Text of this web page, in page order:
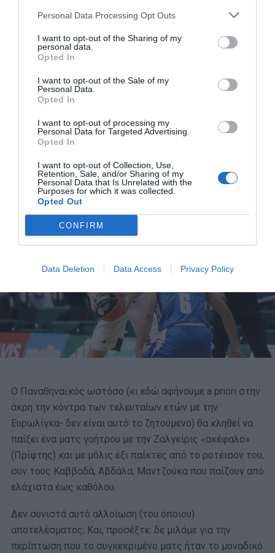
Personal Data Processing Opt Outs
I want to opt-out of the Sharing of my
personal data.
Opted In
I want to opt-out of the Sale of my
Personal Data.
Opted In
I want to opt-out of processing my
Personal Data for Targeted Advertising.
Opted In
I want to opt-out of Collection, Use,
Retention, Sale, and/or Sharing of my
Personal Data that Is Unrelated with the
Purposes for which it was collected.
Opted Out
CONFIRM
Data Deletion Data Access Privacy Policy
άλλα παιχνίδια και ήταν κεντρικός στόχος της να
διεξαχθούν περισσότερα ματς από όσα θα
αναβληθούν!
Θυμίζουμε πως, αντιστοίχως, το σημαντικότατο
παιχνίδι του Ολυμπιακού με την ΤΣΣΚΑ αναβλήθηκε
στρατόπεδο,και αναβλήθηκε απολύτως σωστά,όπως
και τα Φενέρ-Ρεάλ, Μιλάνο-Άλμπα και Βιλερμπάν-
είναι ορθές.
Ο Παναθηναϊκός ωστόσο (κι εδώ αφήνουμε a priori στην
άκρη την κόντρα των τελευταίων ετών με την
Ευρωλίγκα- δεν είναι αυτό το ζητούμενο) θα κληθεί να
παίξει ένα ματς γοήτρου με την Ζαλγκίρις «ακέφαλο»
(Πρίφτης) και με μόλις έξι παίκτες από το ροτέισον του,
συν τους Καββαδά, Αβδάλα, Μαντζούκα που παίζουν από
ελάχιστα έως καθόλου.
Δεν συνιστά αυτό αλλοίωση (του όποιου)
αποτελέσματος; Και, προσέξτε: δε μιλάμε για την
περίπτωση που το συγκεκριμένο ματς ήταν το μοναδικό